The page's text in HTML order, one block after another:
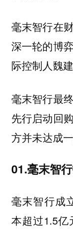
毫末智行在
深一轮的博
际控制人魏建
毫末智行最
先行启动回
方并未达成一
01.毫末智
毫末智行成
本超过1.5